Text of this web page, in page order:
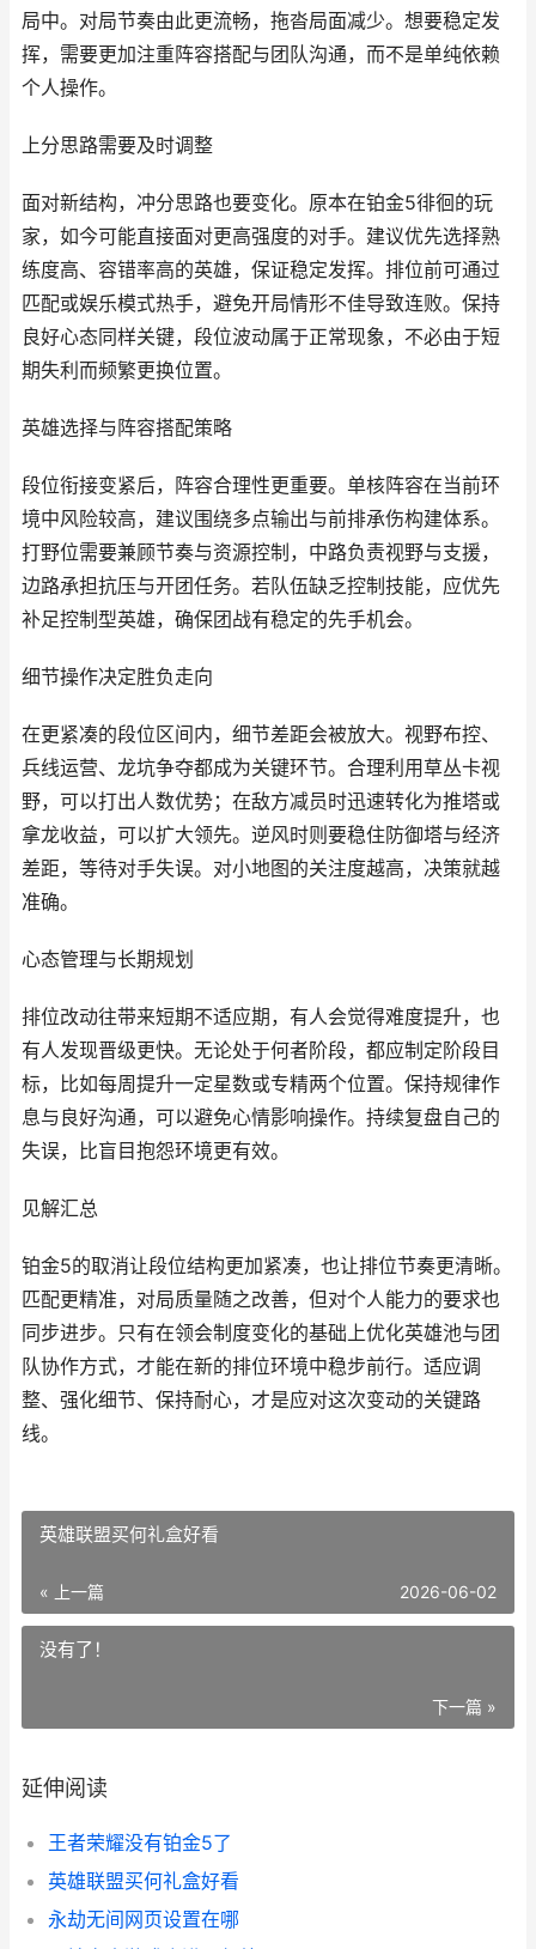
局中。对局节奏由此更流畅，拖沓局面减少。想要稳定发
挥，需要更加注重阵容搭配与团队沟通，而不是单纯依赖
个人操作。
上分思路需要及时调整
面对新结构，冲分思路也要变化。原本在铂金5徘徊的玩
家，如今可能直接面对更高强度的对手。建议优先选择熟
练度高、容错率高的英雄，保证稳定发挥。排位前可通过
匹配或娱乐模式热手，避免开局情形不佳导致连败。保持
良好心态同样关键，段位波动属于正常现象，不必由于短
期失利而频繁更换位置。
英雄选择与阵容搭配策略
段位衔接变紧后，阵容合理性更重要。单核阵容在当前环
境中风险较高，建议围绕多点输出与前排承伤构建体系。
打野位需要兼顾节奏与资源控制，中路负责视野与支援，
边路承担抗压与开团任务。若队伍缺乏控制技能，应优先
补足控制型英雄，确保团战有稳定的先手机会。
细节操作决定胜负走向
在更紧凑的段位区间内，细节差距会被放大。视野布控、
兵线运营、龙坑争夺都成为关键环节。合理利用草丛卡视
野，可以打出人数优势；在敌方减员时迅速转化为推塔或
拿龙收益，可以扩大领先。逆风时则要稳住防御塔与经济
差距，等待对手失误。对小地图的关注度越高，决策就越
准确。
心态管理与长期规划
排位改动往带来短期不适应期，有人会觉得难度提升，也
有人发现晋级更快。无论处于何者阶段，都应制定阶段目
标，比如每周提升一定星数或专精两个位置。保持规律作
息与良好沟通，可以避免心情影响操作。持续复盘自己的
失误，比盲目抱怨环境更有效。
见解汇总
铂金5的取消让段位结构更加紧凑，也让排位节奏更清晰。
匹配更精准，对局质量随之改善，但对个人能力的要求也
同步进步。只有在领会制度变化的基础上优化英雄池与团
队协作方式，才能在新的排位环境中稳步前行。适应调
整、强化细节、保持耐心，才是应对这次变动的关键路
线。
英雄联盟买何礼盒好看
« 上一篇 2026-06-02
没有了！
下一篇 »
延伸阅读
王者荣耀没有铂金5了
英雄联盟买何礼盒好看
永劫无间网页设置在哪